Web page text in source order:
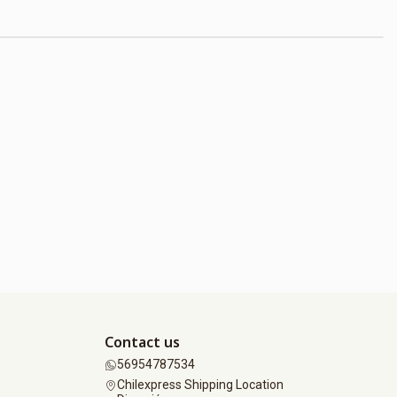
Contact us
56954787534
Chilexpress Shipping Location